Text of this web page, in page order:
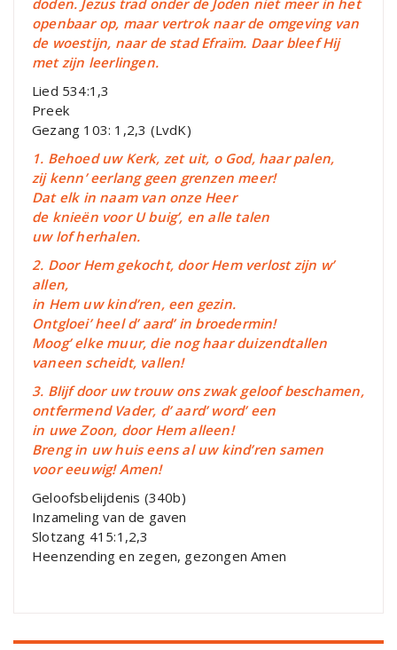
doden. Jezus trad onder de Joden niet meer in het
openbaar op, maar vertrok naar de omgeving van
de woestijn, naar de stad Efraïm. Daar bleef Hij
met zijn leerlingen.
Lied 534:1,3
Preek
Gezang 103: 1,2,3 (LvdK)
1. Behoed uw Kerk, zet uit, o God, haar palen,
zij kenn’ eerlang geen grenzen meer!
Dat elk in naam van onze Heer
de knieën voor U buig’, en alle talen
uw lof herhalen.
2. Door Hem gekocht, door Hem verlost zijn w’
allen,
in Hem uw kind’ren, een gezin.
Ontgloei’ heel d’ aard’ in broedermin!
Moog’ elke muur, die nog haar duizendtallen
vaneen scheidt, vallen!
3. Blijf door uw trouw ons zwak geloof beschamen,
ontfermend Vader, d’ aard’ word’ een
in uwe Zoon, door Hem alleen!
Breng in uw huis eens al uw kind’ren samen
voor eeuwig! Amen!
Geloofsbelijdenis (340b)
Inzameling van de gaven
Slotzang 415:1,2,3
Heenzending en zegen, gezongen Amen